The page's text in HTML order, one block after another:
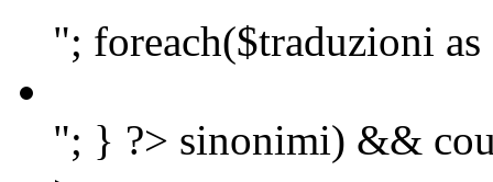
"; foreach($traduzioni
"; } ?> sinonimi) &&